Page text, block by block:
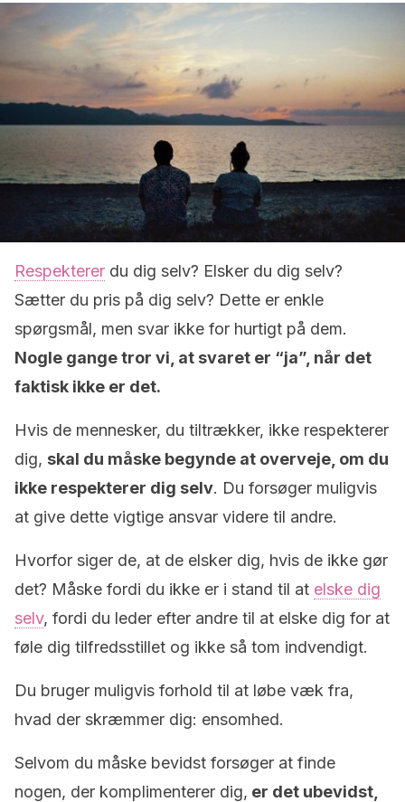
Respekterer du dig selv? Elsker du dig selv?
Sætter du pris på dig selv? Dette er enkle
spørgsmål, men svar ikke for hurtigt på dem.
Nogle gange tror vi, at svaret er “ja”, når det
faktisk ikke er det.
Hvis de mennesker, du tiltrækker, ikke respekterer
dig, skal du måske begynde at overveje, om du
ikke respekterer dig selv. Du forsøger muligvis
at give dette vigtige ansvar videre til andre.
Hvorfor siger de, at de elsker dig, hvis de ikke gør
det? Måske fordi du ikke er i stand til at elske dig
selv, fordi du leder efter andre til at elske dig for at
føle dig tilfredsstillet og ikke så tom indvendigt.
Du bruger muligvis forhold til at løbe væk fra,
hvad der skræmmer dig: ensomhed.
Selvom du måske bevidst forsøger at finde
nogen, der komplimenterer dig, er det ubevidst,